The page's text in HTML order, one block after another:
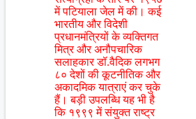
में पटियाला जेल में की। कई
भारतीय और विदेशी
प्रधानमंत्रियों के व्यक्तिगत
मित्र और अनौपचारिक
सलाहकार डॉ.वैदिक लगभग
८० देशों की कूटनीतिक और
अकादमिक यात्राएं कर चुके
हैं। बड़ी उपलब्धि यह भी है
कि १९९९ में संयुक्त राष्ट्र